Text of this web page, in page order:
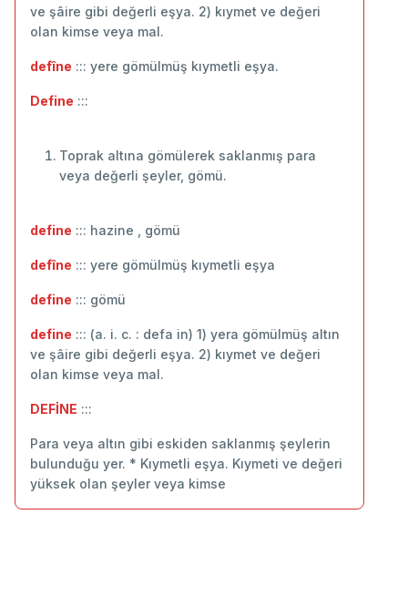
ve şâire gibi değerli eşya. 2) kıymet ve değeri
olan kimse veya mal.
defîne ::: yere gömülmüş kıymetli eşya.
Define :::
Toprak altına gömülerek saklanmış para
veya değerli şeyler, gömü.
define ::: hazine , gömü
defîne ::: yere gömülmüş kıymetli eşya
define ::: ‬gömü
define ::: (a. i. c. : defa in) 1) yera gömülmüş altın
ve şâire gibi değerli eşya. 2) kıymet ve değeri
olan kimse veya mal.
DEFİNE :::
Para veya altın gibi eskiden saklanmış şeylerin
bulunduğu yer. * Kıymetli eşya. Kıymeti ve değeri
yüksek olan şeyler veya kimse